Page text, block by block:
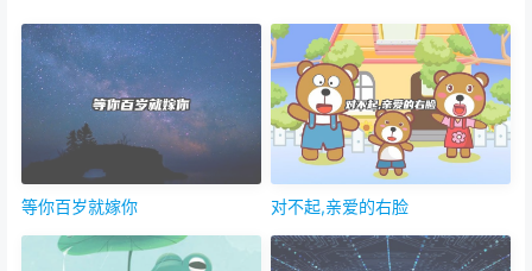
等你百岁就嫁你 对不起,亲爱的右脸